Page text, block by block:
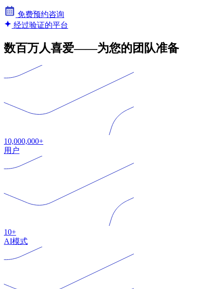
免费预约咨询
经过验证的平台
数百万人喜爱——为您的团队准备
10,000,000+
用户
10+
AI模式